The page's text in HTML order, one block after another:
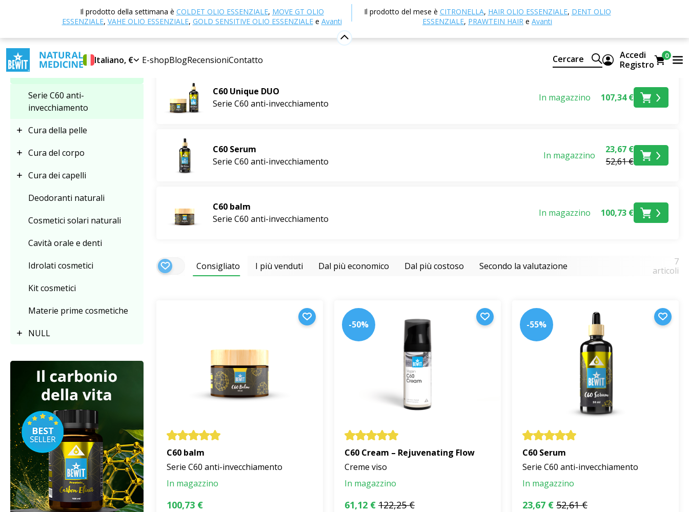
Il prodotto della settimana è COLDET OLIO ESSENZIALE, MOVE GT OLIO
ESSENZIALE, VAHE OLIO ESSENZIALE, GOLD SENSITIVE OLIO ESSENZIALEe Avanti
Il prodotto del mese è CITRONELLA, HAIR OLIO ESSENZIALE, DENT OLIO
ESSENZIALE, PRAWTEIN HAIR e Avanti
Italiano, € E-shopBlogRecensioniContatto Cercare
Accedi
Registro
0
Selezionare la categoria
Serie C60 anti-
invecchiamento
Serie C60 anti-
invecchiamento
Cura della pelle
Cura del corpo
Cura dei capelli
Deodoranti naturali
Cosmetici solari naturali
Cavità orale e denti
Idrolati cosmetici
Kit cosmetici
Materie prime cosmetiche
NULL
Casa
Serie C60 anti-invecchiamento
I più venduti
C60 Unique DUO
Serie C60 anti-invecchiamento
In magazzino 107,34 €
C60 Serum
Serie C60 anti-invecchiamento
In magazzino
23,67 €
52,61 €
C60 balm
Serie C60 anti-invecchiamento
In magazzino 100,73 €
Consigliato I più venduti Dal più economico Dal più costoso Secondo la valutazione
7
articoli
C60 balm
Serie C60 anti-invecchiamento
In magazzino
100,73 €
-50%
C60 Cream – Rejuvenating Flow
Creme viso
In magazzino
61,12 € 122,25 €
-55%
C60 Serum
Serie C60 anti-invecchiamento
In magazzino
23,67 € 52,61 €